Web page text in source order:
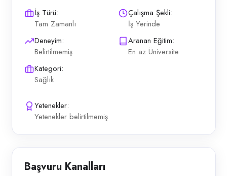
İş Türü:
Tam Zamanlı
Çalışma Şekli:
İş Yerinde
Deneyim:
Belirtilmemiş
Aranan Eğitim:
En az Üniversite
Kategori:
Sağlık
Yetenekler:
Yetenekler belirtilmemiş
Başvuru Kanalları